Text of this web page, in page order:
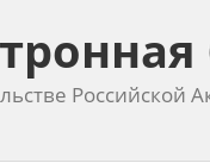
Российской